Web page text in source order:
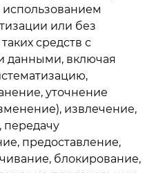
или без
средств с
данными, включая
уточнение
извлечение,
передачу
предоставление,
блокирование,